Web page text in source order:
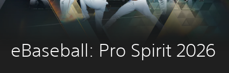
eBaseball: Pro Spirit 2026